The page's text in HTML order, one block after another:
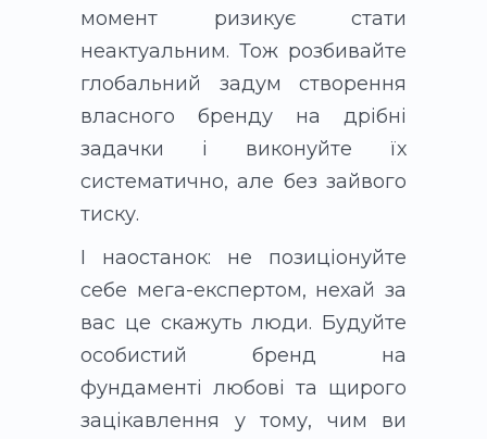
момент ризикує стати
неактуальним. Тож розбивайте
глобальний задум створення
власного бренду на дрібні
задачки і виконуйте їх
систематично, але без зайвого
тиску.
І наостанок: не позиціонуйте
себе мега-експертом, нехай за
вас це скажуть люди. Будуйте
особистий бренд на
фундаменті любові та щирого
зацікавлення у тому, чим ви